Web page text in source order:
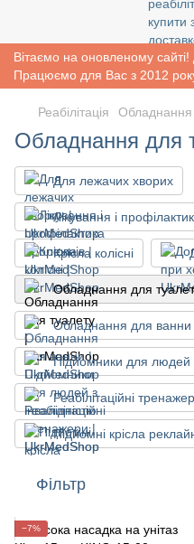
Вітаємо на оновленому
Працюємо для Вас з 2012
Реабiлiтацiя Обладнання
Обладнання для
Для лежачих хворих
Лікування і
Крісла колісні
Обладнання для
Обладнання для ванни
Підйомники для людей
Реабілітаційні
Підйомні крісла
Фільтр
−7%